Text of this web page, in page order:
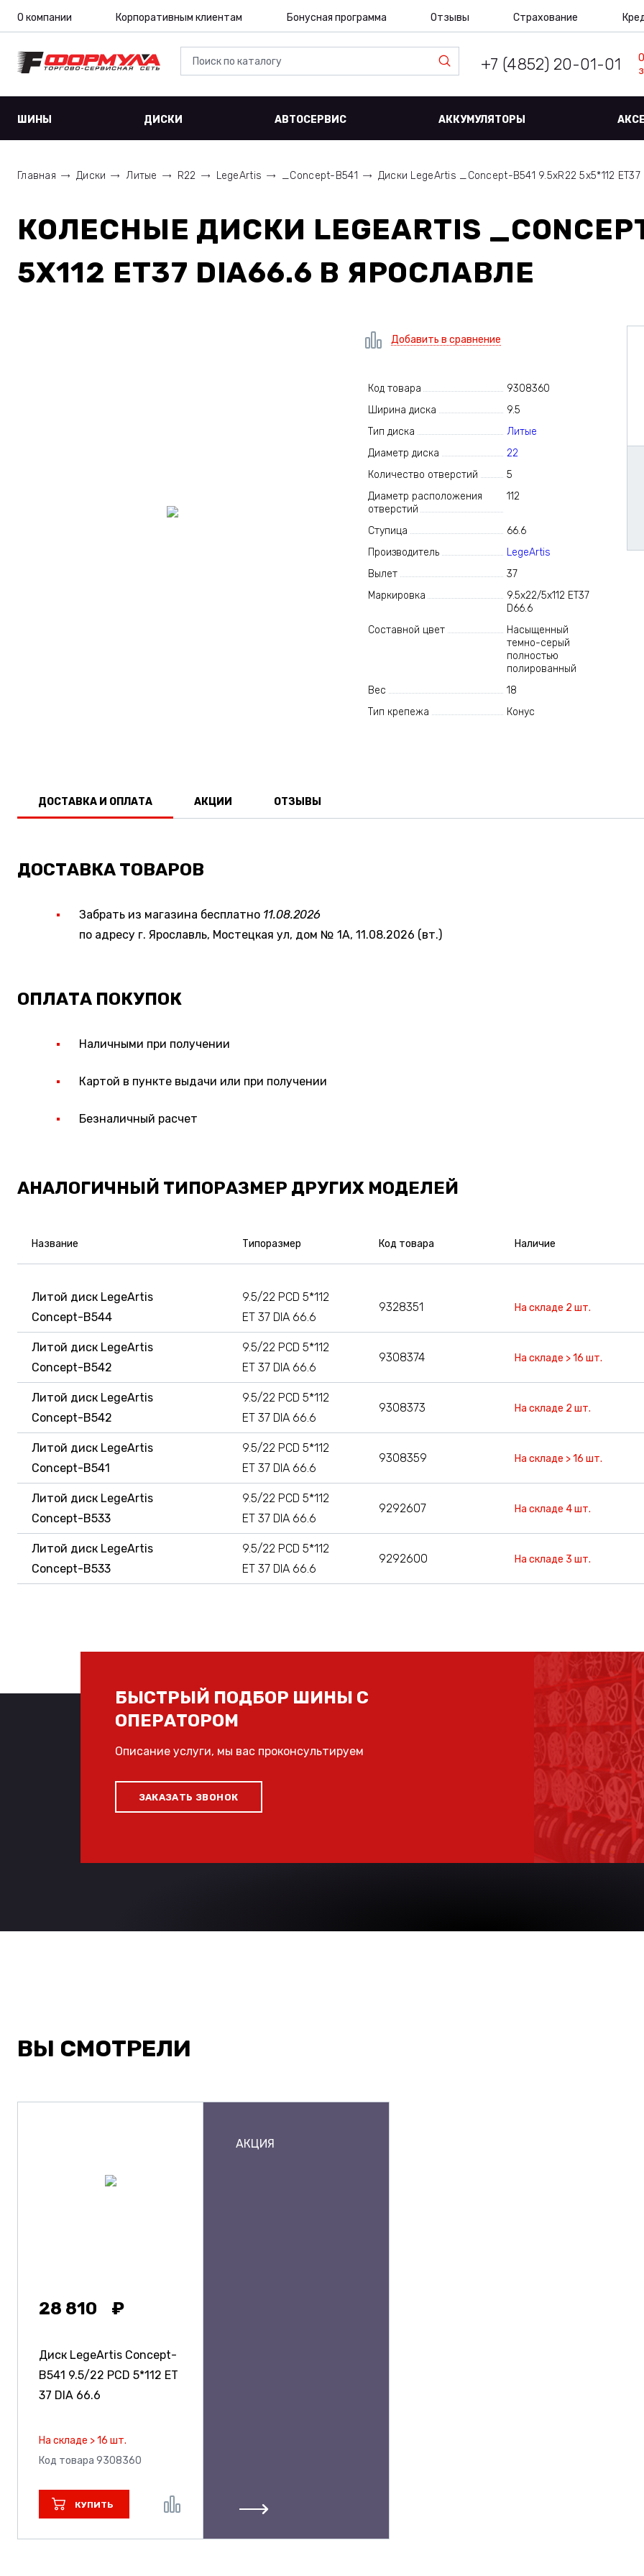
О компании Корпоративным клиентам Бонусная программа Отзывы Страхование
+7 (4852) 20-01-01
ШИНЫ ДИСКИ АВТОСЕРВИС АККУМУЛЯТОРЫ
Главная Диски Литые R22 LegeArtis _Concept-B541 Диски LegeArtis _Concept-B541 9.5xR22 5x5*112 ET37
КОЛЕСНЫЕ ДИСКИ LEGEARTIS
5X112 ET37 DIA66.6 В ЯРОСЛАВЛЕ
Добавить в сравнение
Код товара
9308360
Ширина диска
9.5
Тип диска
Литые
Диаметр диска
22
Количество отверстий
5
Диаметр расположения
отверстий
112
Ступица
66.6
Производитель
LegeArtis
Вылет
37
Маркировка
9.5x22/5x112 ET37
D66.6
Составной цвет
Насыщенный
темно-серый
полностью
полированный
Вес
18
Тип крепежа
Конус
ДОСТАВКА И ОПЛАТА АКЦИИ ОТЗЫВЫ
ДОСТАВКА ТОВАРОВ
Забрать из магазина бесплатно 11.08.2026
по адресу г. Ярославль, Мостецкая ул, дом № 1А, 11.08.2026 (вт.)
ОПЛАТА ПОКУПОК
Наличными при получении
Картой в пункте выдачи или при получении
Безналичный расчет
АНАЛОГИЧНЫЙ ТИПОРАЗМЕР ДРУГИХ МОДЕЛЕЙ
Название Типоразмер Код товара Наличие
Литой диск LegeArtis
Concept-B544
9.5/22 PCD 5*112
ET 37 DIA 66.6
9328351 На складе 2 шт.
Литой диск LegeArtis
Concept-B542
9.5/22 PCD 5*112
ET 37 DIA 66.6
9308374 На складе > 16 шт.
Литой диск LegeArtis
Concept-B542
9.5/22 PCD 5*112
ET 37 DIA 66.6
9308373 На складе 2 шт.
Литой диск LegeArtis
Concept-B541
9.5/22 PCD 5*112
ET 37 DIA 66.6
9308359 На складе > 16 шт.
Литой диск LegeArtis
Concept-B533
9.5/22 PCD 5*112
ET 37 DIA 66.6
9292607 На складе 4 шт.
Литой диск LegeArtis
Concept-B533
9.5/22 PCD 5*112
ET 37 DIA 66.6
9292600 На складе 3 шт.
БЫСТРЫЙ ПОДБОР ШИНЫ С
ОПЕРАТОРОМ
Описание услуги, мы вас проконсультируем
ЗАКАЗАТЬ ЗВОНОК
ВЫ СМОТРЕЛИ
28 810
Диск LegeArtis Concept-
B541 9.5/22 PCD 5*112 ET
37 DIA 66.6
На складе > 16 шт.
Код товара 9308360
КУПИТЬ
АКЦИЯ